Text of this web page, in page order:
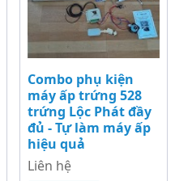
Combo phụ kiện
máy ấp trứng 528
trứng Lộc Phát đầy
đủ - Tự làm máy ấp
hiệu quả
Liên hệ